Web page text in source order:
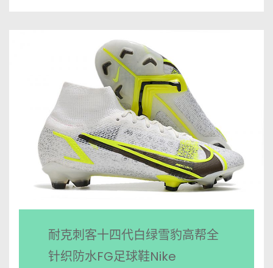
耐克刺客十四代白绿雪豹高帮全
针织防水FG足球鞋Nike